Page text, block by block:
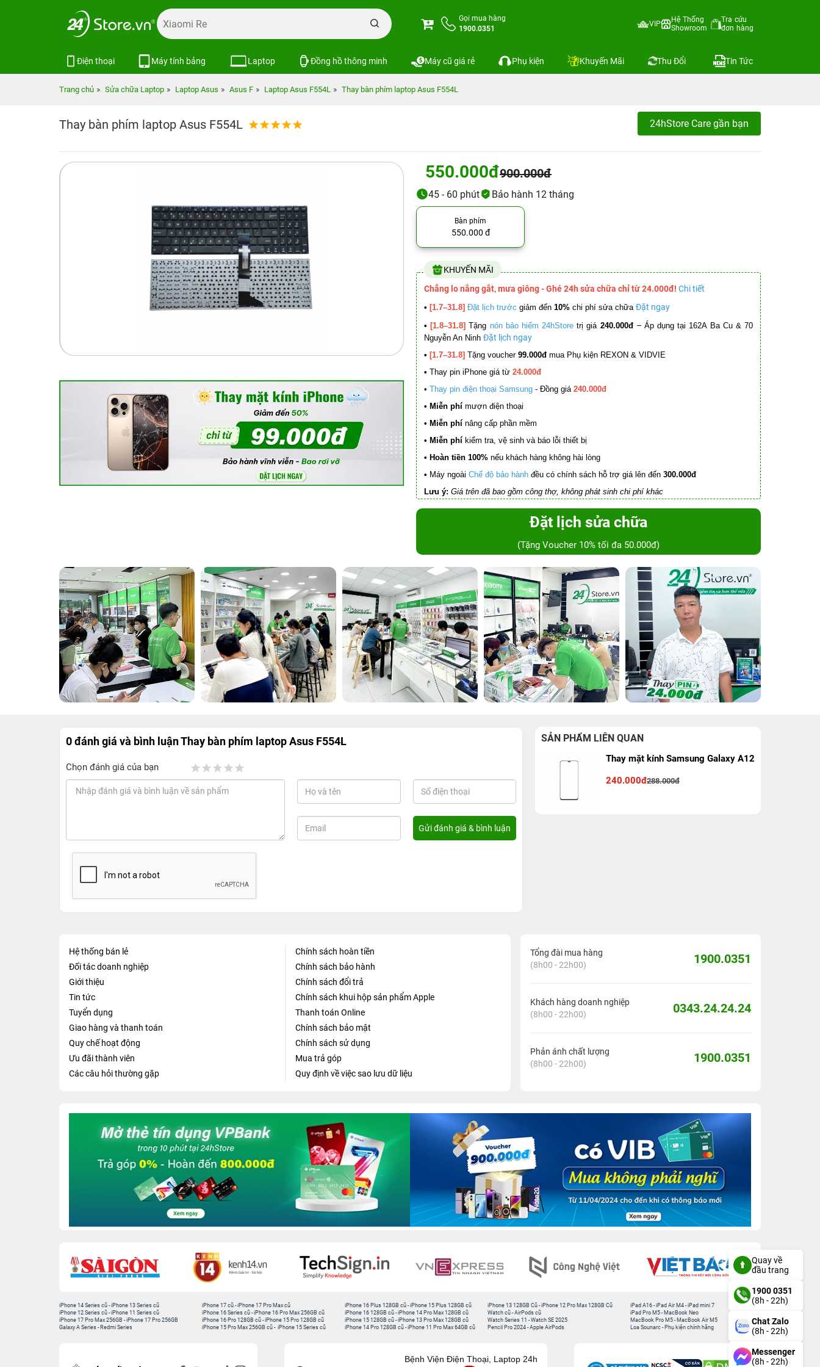
Gọi mua hàng
1900.0351
VIP
Hệ Thống
Showroom
Tra cứu
đơn hàng
Điện thoại Máy tính bảng Laptop Đồng hồ thông minh Máy cũ giá rẻ Phụ kiện Khuyến Mãi Thu Đổi Tin Tức
Trang chủ Sửa chữa Laptop Laptop Asus Asus F Laptop Asus F554L Thay bàn phím laptop Asus F554L
Thay bàn phím laptop Asus F554L 24hStore Care gần bạn
550.000đ900.000đ
45 - 60 phút Bảo hành 12 tháng
Bàn phím
550.000 đ
KHUYẾN MÃI
Chẳng lo nắng gắt, mưa giông - Ghé 24h sửa chữa chỉ từ 24.000đ! Chi tiết
• [1.7–31.8] Đặt lịch trước giảm đến 10% chi phí sửa chữa Đặt ngay
• [1.8–31.8] Tặng nón bảo hiểm 24hStore trị giá 240.000đ – Áp dụng tại 162A Ba Cu & 70
Nguyễn An Ninh Đặt lịch ngay
• [1.7–31.8] Tặng voucher 99.000đ mua Phụ kiện REXON & VIDVIE
• Thay pin iPhone giá từ 24.000đ
• Thay pin điện thoại Samsung - Đồng giá 240.000đ
• Miễn phí mượn điện thoại
• Miễn phí nâng cấp phần mềm
• Miễn phí kiểm tra, vệ sinh và báo lỗi thiết bị
• Hoàn tiền 100% nếu khách hàng không hài lòng
• Máy ngoài Chế độ bảo hành đều có chính sách hỗ trợ giá lên đến 300.000đ
Lưu ý: Giá trên đã bao gồm công thợ, không phát sinh chi phí khác
Đặt lịch sửa chữa
(Tặng Voucher 10% tối đa 50.000đ)
0 đánh giá và bình luậnThay bàn phím laptop Asus F554L
Chọn đánh giá của bạn
SẢN PHẨM LIÊN QUAN
Thay mặt kính Samsung Galaxy A12
240.000đ288.000đ
Hệ thống bán lẻ
Đối tác doanh nghiệp
Giới thiệu
Tin tức
Tuyển dụng
Giao hàng và thanh toán
Quy chế hoạt động
Ưu đãi thành viên
Các câu hỏi thường gặp
Chính sách hoàn tiền
Chính sách bảo hành
Chính sách đổi trả
Chính sách khui hộp sản phẩm Apple
Thanh toán Online
Chính sách bảo mật
Chính sách sử dụng
Mua trả góp
Quy định về việc sao lưu dữ liệu
Tổng đài mua hàng
(8h00 - 22h00)
1900.0351
Khách hàng doanh nghiệp
(8h00 - 22h00)
0343.24.24.24
Phản ánh chất lượng
(8h00 - 22h00)
1900.0351
iPhone 14 Series cũ -iPhone 13 Series cũ
iPhone 12 Series cũ -iPhone 11 Series cũ
iPhone 17 Pro Max 256GB -iPhone 17 Pro 256GB
Galaxy A Series - Redmi Series
iPhone 17 cũ -iPhone 17 Pro Max cũ
iPhone 16 Series cũ - iPhone 16 Pro Max 256GB cũ
iPhone 16 Pro 128GB cũ -iPhone 15 Pro 128GB cũ
iPhone 15 Pro Max 256GB cũ - iPhone 15 Series cũ
iPhone 16 Plus 128GB cũ -iPhone 15 Plus 128GB cũ
iPhone 16 128GB cũ -iPhone 14 Pro Max 128GB cũ
iPhone 15 128GB cũ -iPhone 13 Pro Max 128GB cũ
iPhone 14 Pro 128GB cũ -iPhone 11 Pro Max 64GB cũ
iPhone 13 128GB Cũ -iPhone 12 Pro Max 128GB Cũ
Watch cũ -AirPods cũ
Watch Series 11 -Watch SE 2025
Pencil Pro 2024 -Apple AirPods
iPad A16 -iPad Air M4 -iPad mini 7
iPad Pro M5 - MacBook Neo
MacBook Pro M5 - MacBook Air M5
Loa Sounarc - Phụ kiện chính hãng
Bệnh Viện Điện Thoại, Laptop 24h
Quay về
đầu trang
1900 0351
(8h - 22h)
Chat Zalo
(8h - 22h)
Messenger
(8h - 22h)